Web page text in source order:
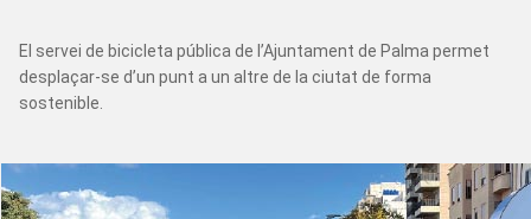
El servei de bicicleta pública de l’Ajuntament de Palma permet
desplaçar-se d’un punt a un altre de la ciutat de forma
sostenible.